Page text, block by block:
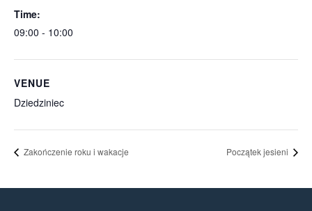
Time:
09:00 - 10:00
VENUE
Dziedziniec
Zakończenie roku i wakacje Początek jesieni